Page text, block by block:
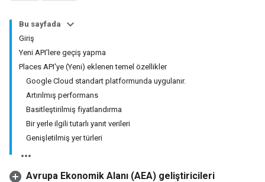
Bu sayfada
Giriş
Yeni API'lere geçiş yapma
Places API'ye (Yeni) eklenen temel özellikler
Google Cloud standart platformunda uygulanır.
Artırılmış performans
Basitleştirilmiş fiyatlandırma
Bir yerle ilgili tutarlı yanıt verileri
Genişletilmiş yer türleri
Avrupa Ekonomik Alanı (AEA) geliştiricileri